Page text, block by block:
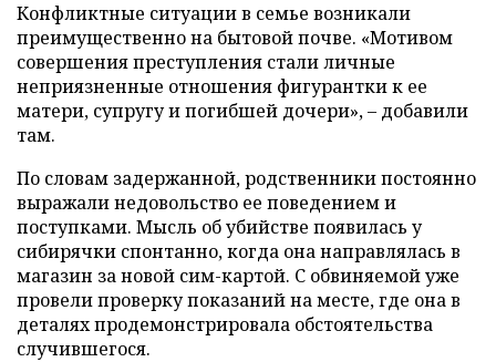
Конфликтные ситуации в семье возникали
преимущественно на бытовой почве. «Мотивом
совершения преступления стали личные
неприязненные отношения фигурантки к ее
матери, супругу и погибшей дочери», – добавили
там.
По словам задержанной, родственники постоянно
выражали недовольство ее поведением и
поступками. Мысль об убийстве появилась у
сибирячки спонтанно, когда она направлялась в
магазин за новой сим-картой. С обвиняемой уже
провели проверку показаний на месте, где она в
деталях продемонстрировала обстоятельства
случившегося.